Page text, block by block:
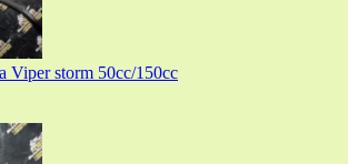
Viper storm 50cc/150cc